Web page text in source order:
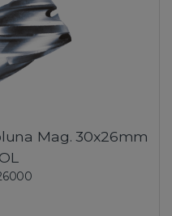
Mag. 30x26mm